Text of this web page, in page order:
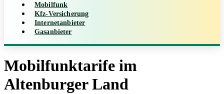
Mobilfunk
Kfz-Versicherung
Internetanbieter
Gasanbieter
Mobilfunktarife im
Altenburger Land